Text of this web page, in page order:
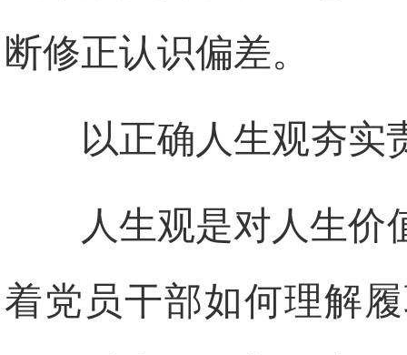
断修正认识偏差。
以正确人生观夯实
人生观是对人生价
着党员干部如何理解